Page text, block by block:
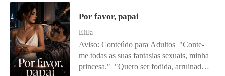
Bethany já se preparava para ser
se comigo." "Senhor Bates, você não
está brincando, né?!"
Por favor, papai
EliJa
Aviso: Conteúdo para Adultos "Conte-
me todas as suas fantasias sexuais, minha
princesa." "Quero ser fodida, arruinada,